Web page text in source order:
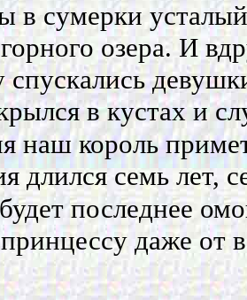
в сумерки
озера. И
спускались
в кустах и
наш король
длился семь лет,
последнее
даже от